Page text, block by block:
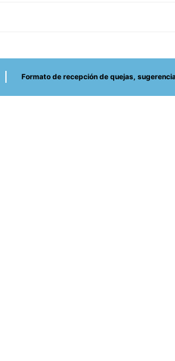
Formato de recepción de quejas,